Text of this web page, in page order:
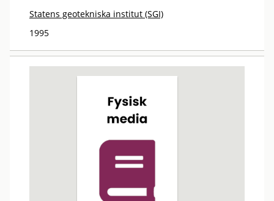
Statens geotekniska institut (SGI)
1995